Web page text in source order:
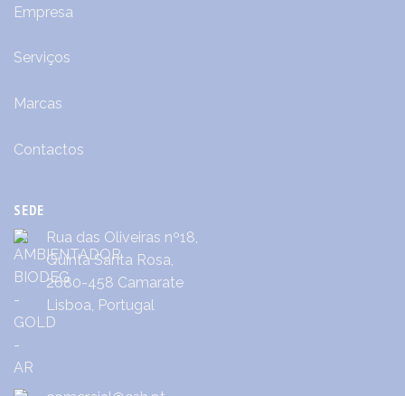
Empresa
Serviços
Marcas
Contactos
SEDE
Rua das Oliveiras nº18,
Quinta Santa Rosa,
2680-458 Camarate
Lisboa, Portugal